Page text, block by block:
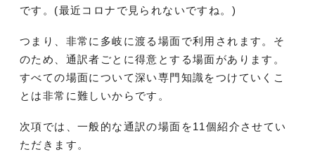
です。(最近コロナで見られないですね。)
つまり、非常に多岐に渡る場面で利用されます。そ
のため、通訳者ごとに得意とする場面があります。
すべての場面について深い専門知識をつけていくこ
とは非常に難しいからです。
次項では、一般的な通訳の場面を11個紹介させてい
ただきます。